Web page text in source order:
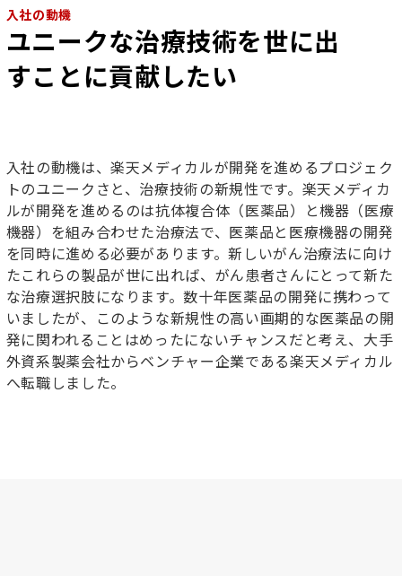
入社の動機
ユニークな治療技術を世に出
すことに貢献したい
入社の動機は、楽天メディカルが開発を進めるプロジェク
トのユニークさと、治療技術の新規性です。楽天メディカ
ルが開発を進めるのは抗体複合体（医薬品）と機器（医療
機器）を組み合わせた治療法で、医薬品と医療機器の開発
を同時に進める必要があります。新しいがん治療法に向け
たこれらの製品が世に出れば、がん患者さんにとって新た
な治療選択肢になります。数十年医薬品の開発に携わって
いましたが、このような新規性の高い画期的な医薬品の開
発に関われることはめったにないチャンスだと考え、大手
外資系製薬会社からベンチャー企業である楽天メディカル
へ転職しました。